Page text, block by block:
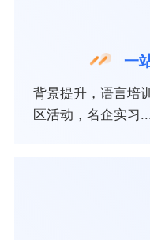
一
背景提升，语言培
区活动，名企实习